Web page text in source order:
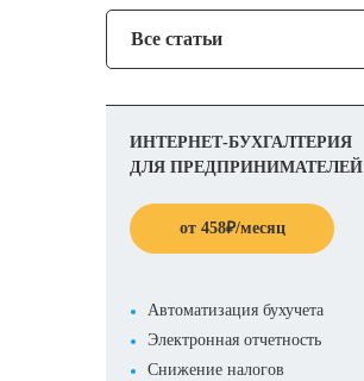
Все статьи
ИНТЕРНЕТ-БУХГАЛТЕРИЯ
ДЛЯ ПРЕДПРИНИМАТЕЛЕЙ
от 458₽/месяц
Автоматизация бухучета
Электронная отчетность
Снижение налогов